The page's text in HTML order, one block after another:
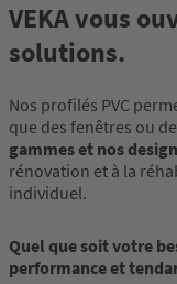
VEKA vous
solutions.
Nos profilés PVC
que des fenêtres ou
gammes et nos
rénovation et à la
individuel.
Quel que soit votre
performance et